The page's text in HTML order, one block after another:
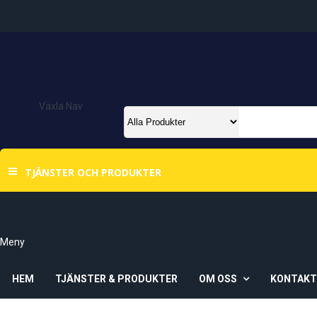
Växla Nav
TJÄNSTER OCH PRODUKTER
Meny
HEM TJÄNSTER & PRODUKTER OM OSS KONTAKT